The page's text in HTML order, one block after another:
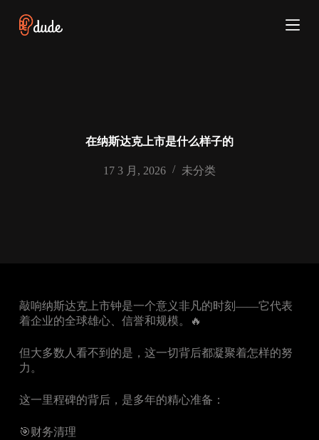
跳
过
在纳斯达克上市是什么样子的
17 3 月, 2026 未分类
敲响纳斯达克上市钟是一个意义非凡的时刻——它代表
着企业的全球雄心、信誉和规模。🔥
但大多数人看不到的是，这一切背后都凝聚着怎样的努
力。
这一里程碑的背后，是多年的精心准备：
🎯财务清理